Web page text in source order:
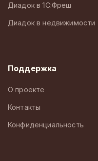
Диадок в 1С:Фреш
Диадок в недвижимости
Поддержка
О проекте
Контакты
Конфиденциальность